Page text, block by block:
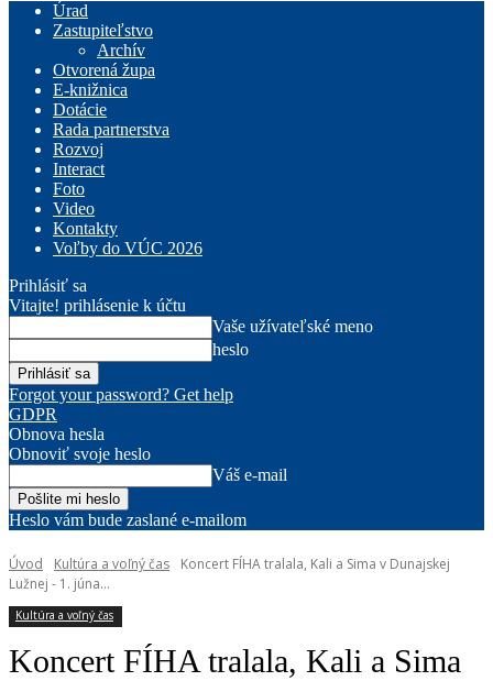
Úrad
Zastupiteľstvo
Archív
Otvorená župa
E-knižnica
Dotácie
Rada partnerstva
Rozvoj
Interact
Foto
Video
Kontakty
Voľby do VÚC 2026
Prihlásiť sa
Vitajte! prihlásenie k účtu
Vaše užívateľské meno
heslo
Forgot your password? Get help
GDPR
Obnova hesla
Obnoviť svoje heslo
Váš e-mail
Heslo vám bude zaslané e-mailom
Úvod Kultúra a voľný čas
Koncert FÍHA tralala, Kali a Sima v Dunajskej
Lužnej - 1. júna...
Kultúra a voľný čas
Koncert FÍHA tralala, Kali a Sima